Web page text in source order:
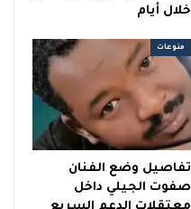
خلال أيام
منوعات
تفاصيل وضع الفنان
صفوت الجيلي داخل